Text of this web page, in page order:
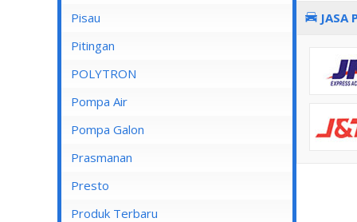
Lampu Spotlight
Pisau
Pitingan
POLYTRON
Pompa Air
Pompa Air Panasonic
Pompa Air Shimizu
Pompa Galon
Prasmanan
Presto
Produk Terbaru
JASA